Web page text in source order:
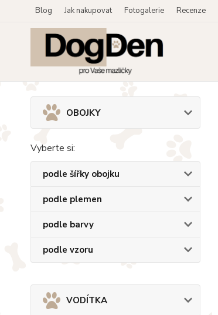
Blog Jak nakupovat Fotogalerie Recenze
OBOJKY
Vyberte si:
podle šířky obojku
podle plemen
podle barvy
podle vzoru
VODÍTKA